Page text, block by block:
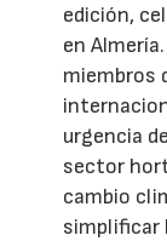
edición,
en
miembros
urgencia
sector
cambio
simplificar